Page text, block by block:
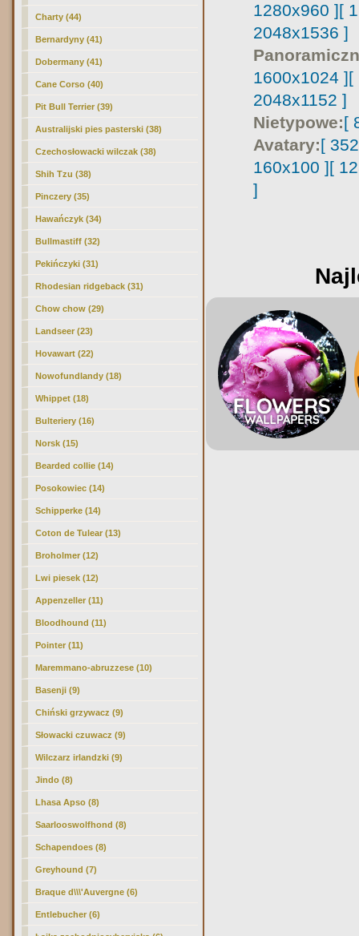
Charty (44)
Bernardyny (41)
Dobermany (41)
Cane Corso (40)
Pit Bull Terrier (39)
Australijski pies pasterski (38)
Czechosłowacki wilczak (38)
Shih Tzu (38)
Pinczery (35)
Hawańczyk (34)
Bullmastiff (32)
Pekińczyki (31)
Rhodesian ridgeback (31)
Chow chow (29)
Landseer (23)
Hovawart (22)
Nowofundlandy (18)
Whippet (18)
Bulteriery (16)
Norsk (15)
Bearded collie (14)
Posokowiec (14)
Schipperke (14)
Coton de Tulear (13)
Broholmer (12)
Lwi piesek (12)
Appenzeller (11)
Bloodhound (11)
Pointer (11)
Maremmano-abruzzese (10)
Basenji (9)
Chiński grzywacz (9)
Słowacki czuwacz (9)
Wilczarz irlandzki (9)
Jindo (8)
Lhasa Apso (8)
Saarlooswolfhond (8)
Schapendoes (8)
Greyhound (7)
Braque d\\\'Auvergne (6)
Entlebucher (6)
1280x960 ][
2048x1536 ]
1600x1024 ][
2048x1152 ]
Nietypowe:[
Avatary:[
160x100 ][
]